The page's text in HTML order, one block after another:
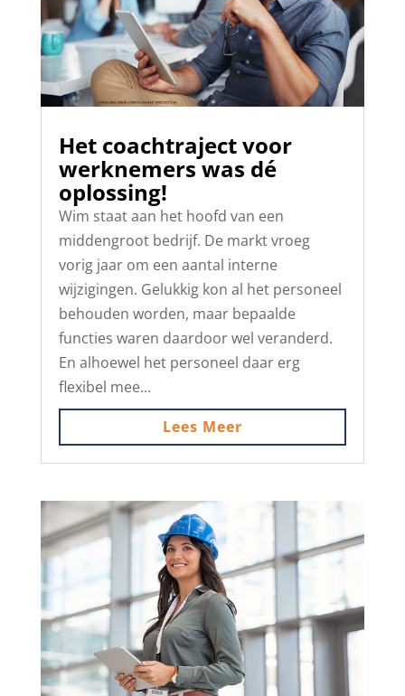
Het coachtraject voor
werknemers was dé
oplossing!
Wim staat aan het hoofd van een
middengroot bedrijf. De markt vroeg
vorig jaar om een aantal interne
wijzigingen. Gelukkig kon al het personeel
behouden worden, maar bepaalde
functies waren daardoor wel veranderd.
En alhoewel het personeel daar erg
flexibel mee...
Lees Meer